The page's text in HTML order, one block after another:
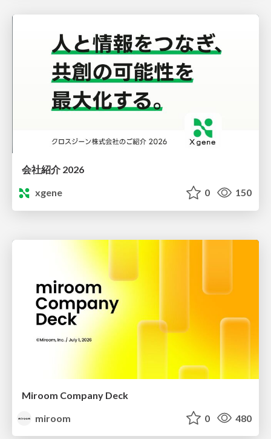
会社紹介 2026
xgene
0 150
Miroom Company Deck
miroom
0 480